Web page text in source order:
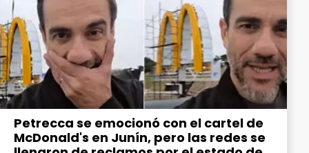
Petrecca se emocionó con el cartel de
McDonald's en Junín, pero las redes se